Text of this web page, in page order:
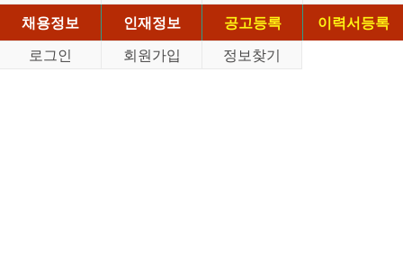
채용정보
인재정보 공고등록
이력서등록
로그인
회원가입 정보찾기